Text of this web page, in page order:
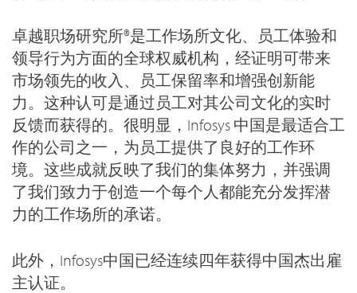
卓越职场研究所®是工作场所文化、员工体验和
领导行为方面的全球权威机构，经证明可带来
市场领先的收入、员工保留率和增强创新能
力。这种认可是通过员工对其公司文化的实时
反馈而获得的。很明显，Infosys 中国是最适合工
作的公司之一，为员工提供了良好的工作环
境。这些成就反映了我们的集体努力，并强调
了我们致力于创造一个每个人都能充分发挥潜
力的工作场所的承诺。
此外，Infosys中国已经连续四年获得中国杰出雇
主认证。